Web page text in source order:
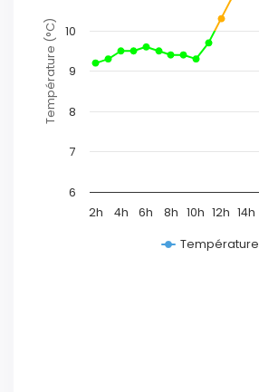
Température (°C)
2h 4h 6h 8h 10h 12h 14h
6
7
8
9
10
Température